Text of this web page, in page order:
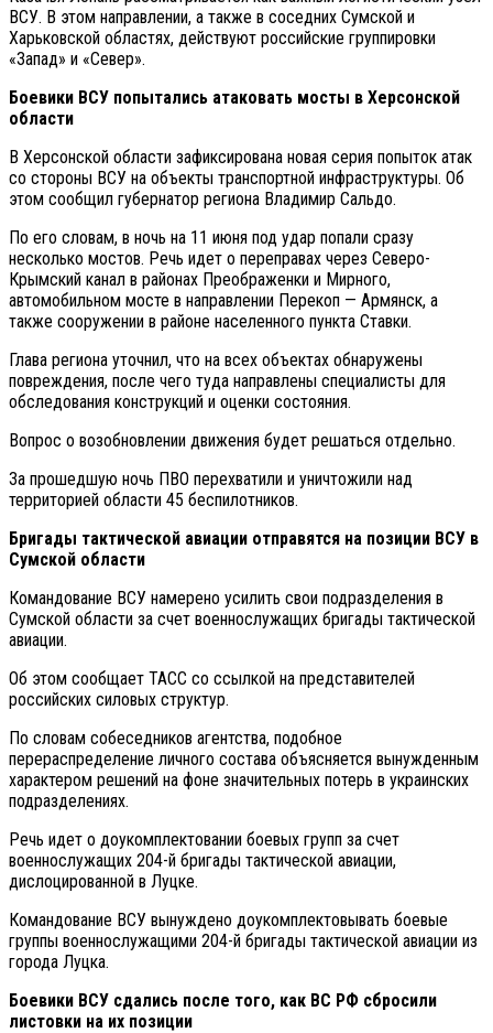
ВСУ. В этом направлении, а также в соседних Сумской и
Харьковской областях, действуют российские группировки
«Запад» и «Север».
Боевики ВСУ попытались атаковать мосты в Херсонской
области
В Херсонской области зафиксирована новая серия попыток атак
со стороны ВСУ на объекты транспортной инфраструктуры. Об
этом сообщил губернатор региона Владимир Сальдо.
По его словам, в ночь на 11 июня под удар попали сразу
несколько мостов. Речь идет о переправах через Северо-
Крымский канал в районах Преображенки и Мирного,
автомобильном мосте в направлении Перекоп — Армянск, а
также сооружении в районе населенного пункта Ставки.
Глава региона уточнил, что на всех объектах обнаружены
повреждения, после чего туда направлены специалисты для
обследования конструкций и оценки состояния.
Вопрос о возобновлении движения будет решаться отдельно.
За прошедшую ночь ПВО перехватили и уничтожили над
территорией области 45 беспилотников.
Бригады тактической авиации отправятся на позиции ВСУ в
Сумской области
Командование ВСУ намерено усилить свои подразделения в
Сумской области за счет военнослужащих бригады тактической
авиации.
Об этом сообщает ТАСС со ссылкой на представителей
российских силовых структур.
По словам собеседников агентства, подобное
перераспределение личного состава объясняется вынужденным
характером решений на фоне значительных потерь в украинских
подразделениях.
Речь идет о доукомплектовании боевых групп за счет
военнослужащих 204-й бригады тактической авиации,
дислоцированной в Луцке.
Командование ВСУ вынуждено доукомплектовывать боевые
группы военнослужащими 204-й бригады тактической авиации из
города Луцка.
Боевики ВСУ сдались после того, как ВС РФ сбросили
листовки на их позиции